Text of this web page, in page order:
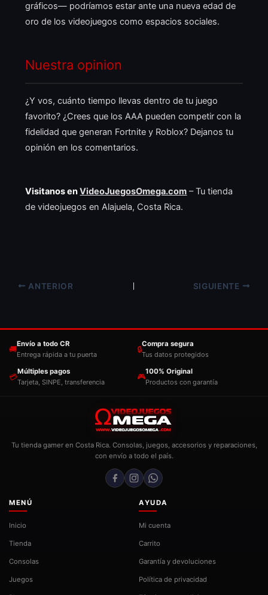
gráficos— podríamos estar ante una nueva edad de
oro de los videojuegos como espacios sociales.
Nuestra opinion
¿Y vos, cuánto tiempo llevas dentro de tu juego
favorito? ¿Crees que los AAA pueden competir con la
fidelidad que generan Fortnite y Roblox? Dejanos tu
opinión en los comentarios.
Visitanos enVideoJuegosOmega.com – Tu tienda
de videojuegos en Alajuela, Costa Rica.
ANTERIOR SIGUIENTE
🚚
Envío a todo CR
Entrega rápida a tu puerta
🔒
Compra segura
Tus datos protegidos
💳
Múltiples pagos
Tarjeta, SINPE, transferencia
🎮
100% Original
Productos con garantía
Tu tienda gamer en Costa Rica. Consolas, juegos, accesorios y reparaciones,
con envío a todo el país.
MENÚ
Inicio
Tienda
Consolas
Juegos
AYUDA
Mi cuenta
Carrito
Garantía y devoluciones
Política de privacidad